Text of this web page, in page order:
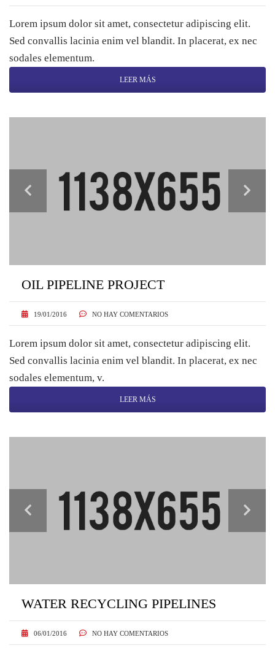
Lorem ipsum dolor sit amet, consectetur adipiscing elit.
Sed convallis lacinia enim vel blandit. In placerat, ex nec
sodales elementum.
LEER MÁS
OIL PIPELINE PROJECT
19/01/2016 NO HAY COMENTARIOS
Lorem ipsum dolor sit amet, consectetur adipiscing elit.
Sed convallis lacinia enim vel blandit. In placerat, ex nec
sodales elementum, v.
LEER MÁS
WATER RECYCLING PIPELINES
06/01/2016 NO HAY COMENTARIOS